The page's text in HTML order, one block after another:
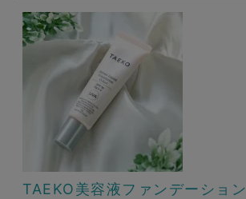
TAEKO美容液ファンデーション